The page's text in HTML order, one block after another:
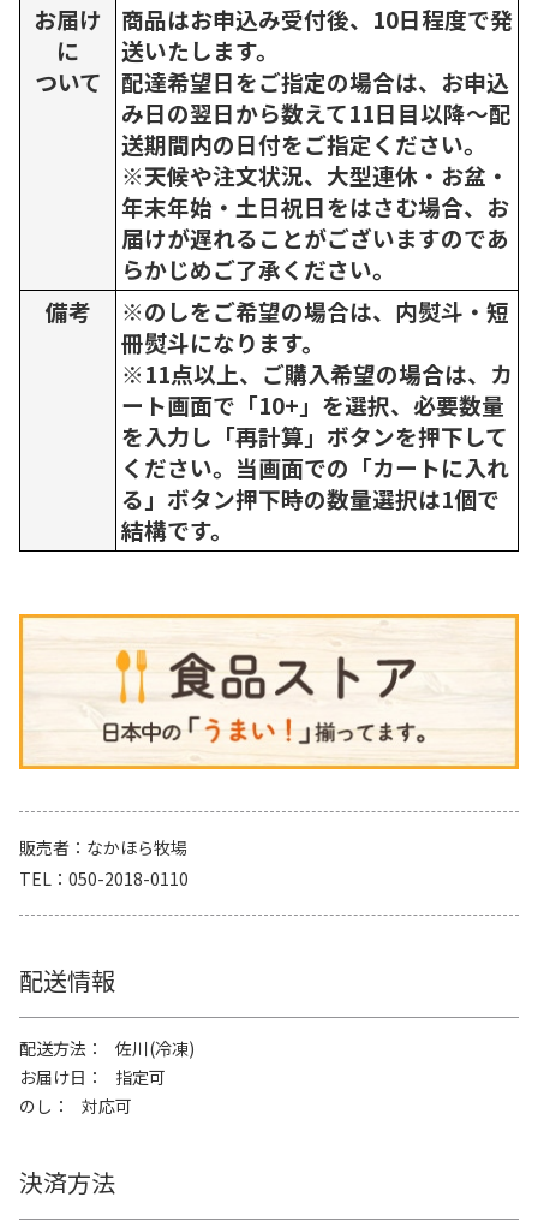
お届け
に
ついて
商品はお申込み受付後、10日程度で発
送いたします。
配達希望日をご指定の場合は、お申込
み日の翌日から数えて11日目以降～配
送期間内の日付をご指定ください。
※天候や注文状況、大型連休・お盆・
年末年始・土日祝日をはさむ場合、お
届けが遅れることがございますのであ
らかじめご了承ください。
備考
※のしをご希望の場合は、内熨斗・短
冊熨斗になります。
※11点以上、ご購入希望の場合は、カ
ート画面で「10+」を選択、必要数量
を入力し「再計算」ボタンを押下して
ください。当画面での「カートに入れ
る」ボタン押下時の数量選択は1個で
結構です。
販売者
なかほら牧場
TEL
050-2018-0110
配送情報
配送方法
佐川(冷凍)
お届け日
指定可
のし
対応可
決済方法